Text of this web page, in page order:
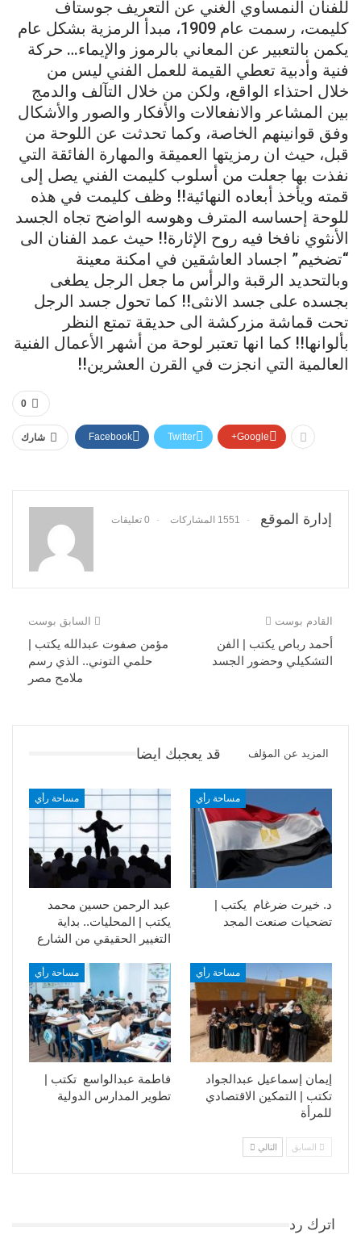
للفنان النمساوي الغني عن التعريف جوستاف
كليمت، رسمت عام 1909، مبدأ الرمزية بشكل عام
يكمن بالتعبير عن المعاني بالرموز والإيماء… حركة
فنية وأدبية تعطي القيمة للعمل الفني ليس من
خلال احتذاء الواقع، ولكن من خلال التآلف والدمج
بين المشاعر والانفعالات والأفكار والصور والأشكال
وفق قوانينهم الخاصة، وكما تحدثت عن اللوحة من
قبل، حيث ان رمزيتها العميقة والمهارة الفائقة التي
نفذت بها جعلت من أسلوب كليمت الفني يصل إلى
قمته ويأخذ أبعاده النهائية!! وظف كليمت في هذه
للوحة إحساسه المترف وهوسه الواضح تجاه الجسد
الأنثوي نافخا فيه روح الإثارة!! حيث عمد الفنان الى
“تضخيم” اجساد العاشقين في امكنة معينة
وبالتحديد الرقبة والرأس ما جعل الرجل يطغى
بجسده على جسد الانثى!! كما تحول جسد الرجل
تحت قماشة مزركشة الى حديقة تمتع النظر
بألوانها!! كما انها تعتبر لوحة من أشهر الأعمال الفنية
العالمية التي انجزت في القرن العشرين!!
0
شارك Facebook Twitter Google+
إدارة الموقع 1551 المشاركات 0 تعليقات
السابق بوست
مؤمن صفوت عبدالله يكتب |
حلمي التوني.. الذي رسم
ملامح مصر
القادم بوست
أحمد رباص يكتب | الفن
التشكيلي وحضور الجسد
قد يعجبك ايضا المزيد عن المؤلف
مساحة رأي
عبد الرحمن حسين محمد
يكتب | المحليات.. بداية
التغيير الحقيقي من الشارع
مساحة رأي
د. خيرت ضرغام يكتب |
تضحيات صنعت المجد
مساحة رأي
فاطمة عبدالواسع تكتب |
تطوير المدارس الدولية
مساحة رأي
إيمان إسماعيل عبدالجواد
تكتب | التمكين الاقتصادي
للمرأة
السابق التالي
اترك رد